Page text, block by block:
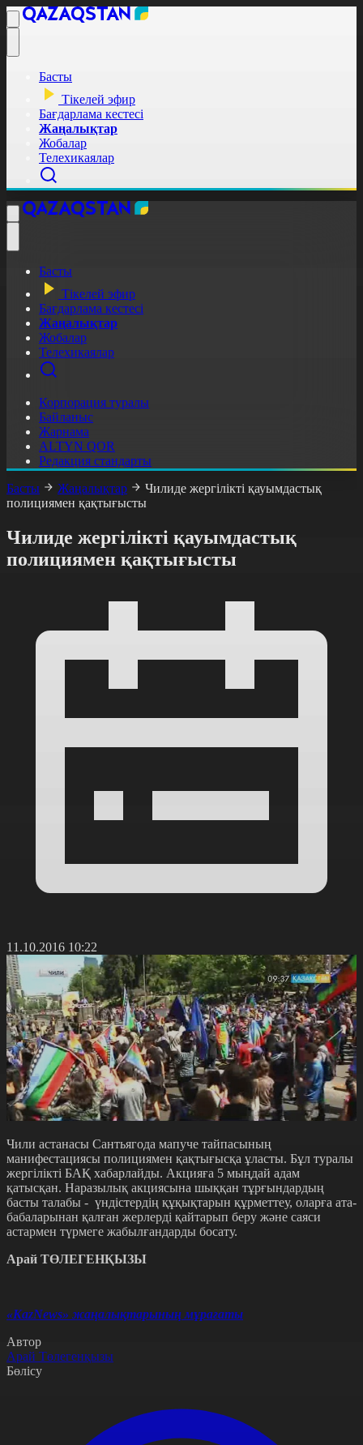
Басты
Тікелей эфир
Бағдарлама кестесі
Жаңалықтар
Жобалар
Телехикаялар
Басты
Тікелей эфир
Бағдарлама кестесі
Жаңалықтар
Жобалар
Телехикаялар
Корпорация туралы
Байланыс
Жарнама
ALTYN QOR
Редакция стандарты
Басты
Жаңалықтар
Чилиде жергілікті қауымдастық
полициямен қақтығысты
Чилиде жергілікті қауымдастық
полициямен қақтығысты
11.10.2016 10:22
Чили астанасы Сантьягода мапуче тайпасының
манифестациясы полициямен қақтығысқа ұласты. Бұл туралы
жергілікті БАҚ хабарлайды. Акцияға 5 мыңдай адам
қатысқан. Наразылық акциясына шыққан тұрғындардың
басты талабы - үндістердің құқықтарын құрметтеу, оларға ата-
бабаларынан қалған жерлерді қайтарып беру және саяси
астармен түрмеге жабылғандарды босату.
Арай ТӨЛЕГЕНҚЫЗЫ
«KazNews» жаңалықтарының мұрағаты
Автор
Арай Төлегенқызы
Бөлісу